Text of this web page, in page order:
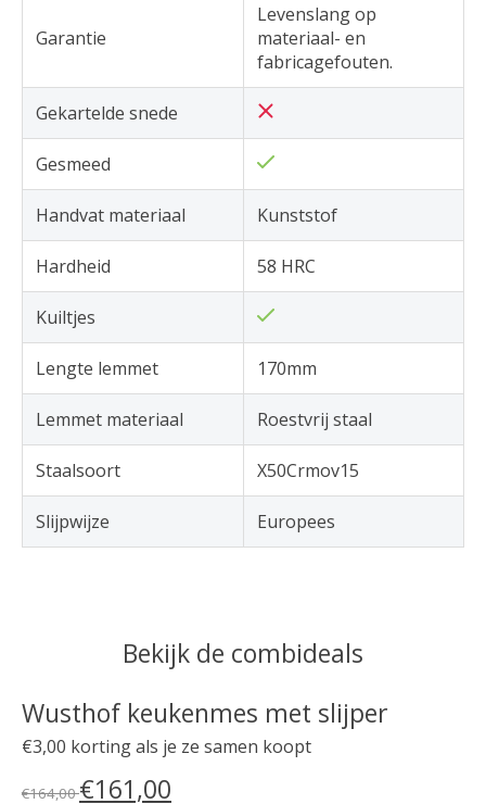
Garantie
Levenslang op
materiaal- en
fabricagefouten.
Gekartelde snede
Gesmeed
Handvat materiaal Kunststof
Hardheid 58 HRC
Kuiltjes
Lengte lemmet 170mm
Lemmet materiaal Roestvrij staal
Staalsoort X50Crmov15
Slijpwijze Europees
Bekijk de combideals
Wusthof keukenmes met slijper
€3,00 korting als je ze samen koopt
€164,00€161,00